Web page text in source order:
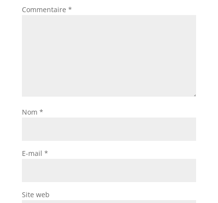
Commentaire *
Nom *
E-mail *
Site web